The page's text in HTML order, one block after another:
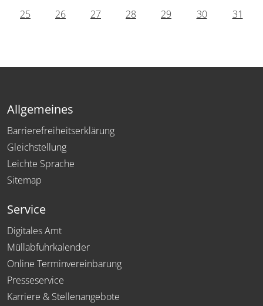
25
26 27 28 29 30 31
Allgemeines
Barrierefreiheitserklärung
Gleichstellung
Leichte Sprache
Sitemap
Service
Digitales Amt
Müllabfuhrkalender
Online Terminvereinbarung
Presseservice
Karriere & Stellenangebote